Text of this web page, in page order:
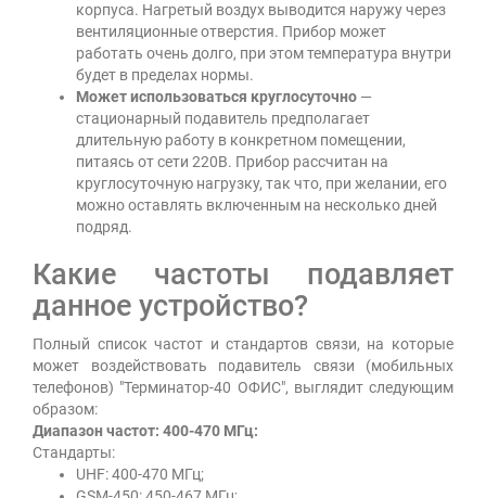
корпуса. Нагретый воздух выводится наружу через
вентиляционные отверстия. Прибор может
работать очень долго, при этом температура внутри
будет в пределах нормы.
Может использоваться круглосуточно —
стационарный подавитель предполагает
длительную работу в конкретном помещении,
питаясь от сети 220В. Прибор рассчитан на
круглосуточную нагрузку, так что, при желании, его
можно оставлять включенным на несколько дней
подряд.
Какие частоты подавляет
данное устройство?
Полный список частот и стандартов связи, на которые
может воздействовать подавитель связи (мобильных
телефонов) "Терминатор-40 ОФИС", выглядит следующим
образом:
Диапазон частот: 400-470 МГц:
Стандарты:
UHF: 400-470 МГц;